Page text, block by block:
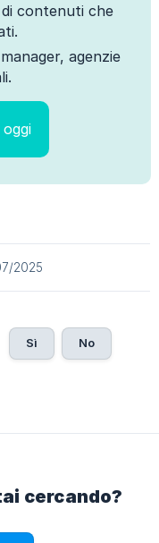
contenuti che
agenzie
2025
Sì No
cercando?